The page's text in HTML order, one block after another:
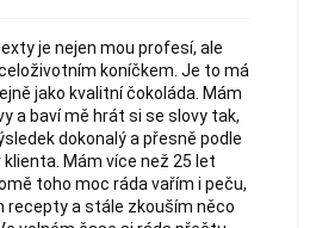
je nejen mou profesí, ale
koníčkem. Je to má
jako kvalitní čokoláda. Mám
a baví mě hrát si se slovy tak,
dokonalý a přesně podle
Mám více než 25 let
toho moc ráda vařím i peču,
recepty a stále zkouším něco